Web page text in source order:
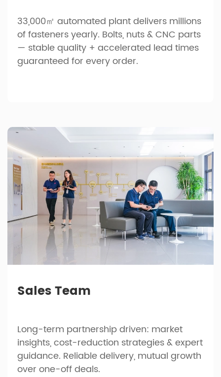
33,000㎡ automated plant delivers millions
of fasteners yearly. Bolts, nuts & CNC parts
— stable quality + accelerated lead times
guaranteed for every order.
Sales Team
Long-term partnership driven: market
insights, cost-reduction strategies & expert
guidance. Reliable delivery, mutual growth
over one-off deals.